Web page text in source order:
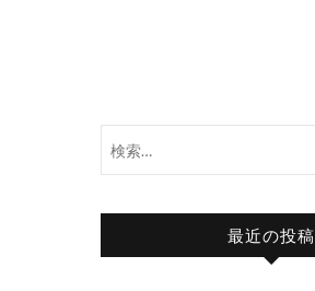
最近の投稿